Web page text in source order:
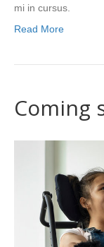
mi in cursus.
Read More
Coming